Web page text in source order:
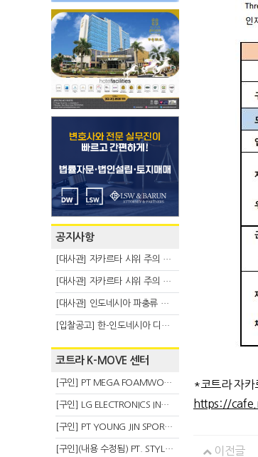
공지사항
[대사관] 자카르타 시위 주의 안내(8.6)
[대사관] 자카르타 시위 주의 안내(8.3)
[대사관] 인도네시아 파충류 불법 반출 주의 (7.29)
[입찰공고] 한-인도네시아 디지털융복합 탈 전시회
코트라 K-MOVE 센터
[구인] PT MEGA FOAMWORKS INDONESIA
[구인] LG ELECTRONICS INDONESIA
[구인] PT YOUNG JIN SPORT INDONESIA
[구인](내용 수정됨) PT. STYLE KOREAN INDONESIA (스타일 코리안 인도네시아)
*코트라 자카
https://
이전글